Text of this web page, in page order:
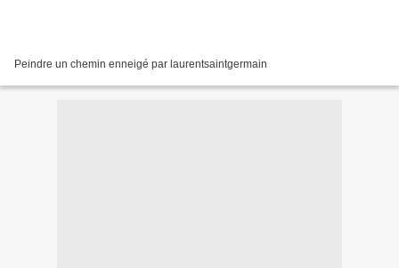
Peindre un chemin enneigé par laurentsaintgermain